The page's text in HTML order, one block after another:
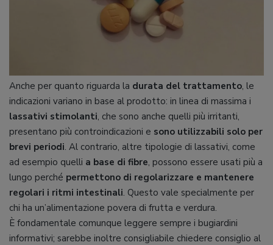
Anche per quanto riguarda la durata del trattamento, le
indicazioni variano in base al prodotto: in linea di massima i
lassativi stimolanti, che sono anche quelli più irritanti,
presentano più controindicazioni e sono utilizzabili solo per
brevi periodi. Al contrario, altre tipologie di lassativi, come
ad esempio quelli a base di fibre, possono essere usati più a
lungo perché permettono di regolarizzare e mantenere
regolari i ritmi intestinali. Questo vale specialmente per
chi ha un’alimentazione povera di frutta e verdura.
È fondamentale comunque leggere sempre i bugiardini
informativi; sarebbe inoltre consigliabile chiedere consiglio al